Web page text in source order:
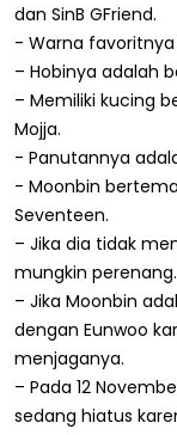
dan SinB GFriend.
- Warna
– Hobinya adalah
– Memiliki kucing
Mojja.
- Panutannya
- Moonbin
Seventeen.
– Jika dia tidak
mungkin perenang.
– Jika Moonbin
dengan Eunwoo
menjaganya.
– Pada 12
sedang hiatus